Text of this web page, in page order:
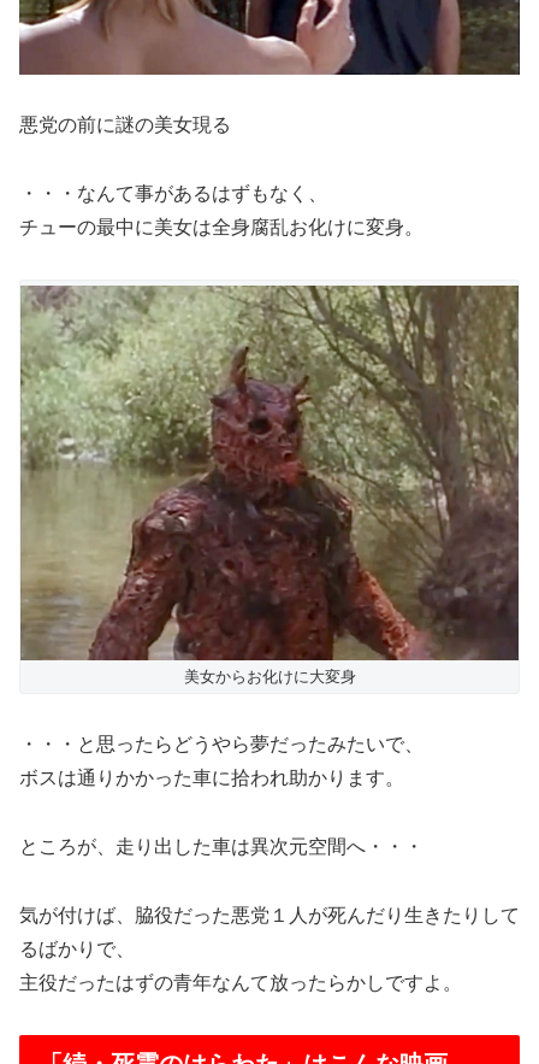
悪党の前に謎の美女現る
・・・なんて事があるはずもなく、
チューの最中に美女は全身腐乱お化けに変身。
美女からお化けに大変身
・・・と思ったらどうやら夢だったみたいで、
ボスは通りかかった車に拾われ助かります。
ところが、走り出した車は異次元空間へ・・・
気が付けば、脇役だった悪党１人が死んだり生きたりして
るばかりで、
主役だったはずの青年なんて放ったらかしですよ。